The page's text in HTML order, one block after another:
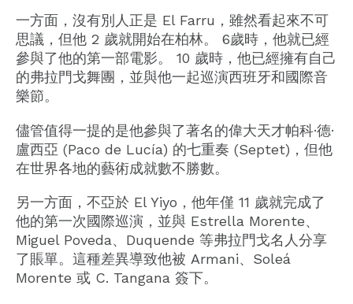
一方面，沒有別人正是 El Farru，雖然看起來不可
思議，但他 2 歲就開始在柏林。 6歲時，他就已經
參與了他的第一部電影。 10 歲時，他已經擁有自己
的弗拉門戈舞團，並與他一起巡演西班牙和國際音
樂節。
儘管值得一提的是他參與了著名的偉大天才帕科·德·
盧西亞 (Paco de Lucía) 的七重奏 (Septet)，但他
在世界各地的藝術成就數不勝數。
另一方面，不亞於 El Yiyo，他年僅 11 歲就完成了
他的第一次國際巡演，並與 Estrella Morente、
Miguel Poveda、Duquende 等弗拉門戈名人分享
了賬單。這種差異導致他被 Armani、Soleá
Morente 或 C. Tangana 簽下。